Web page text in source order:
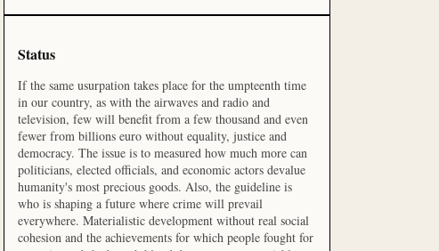
Status
If the same usurpation takes place for the umpteenth time
in our country, as with the airwaves and radio and
television, few will benefit from a few thousand and even
fewer from billions euro without equality, justice and
democracy. The issue is to measured how much more can
politicians, elected officials, and economic actors devalue
humanity's most precious goods. Also, the guideline is
who is shaping a future where crime will prevail
everywhere. Materialistic development without real social
cohesion and the achievements for which people fought for